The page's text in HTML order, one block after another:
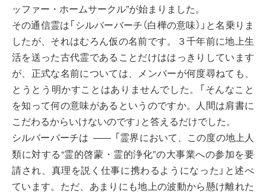
ッファー・ホームサークル”が始まりました。
その通信霊は「シルバーバーチ（白樺の意味）」と名乗りま
したが、それはむろん仮の名前です。３千年前に地上生
活を送った古代霊であることだけははっきりしています
が、正式な名前については、メンバーが何度尋ねても、
とうとう明かすことはありませんでした。「そんなこと
を知って何の意味があるというのですか。人間は肩書に
こだわるからいけないのです」と答えるだけでした。
シルバーバーチは ――
「霊界において、この度の地上人
類に対する“霊的啓蒙・霊的浄化”の大事業への参加を要
請され、真理を説く仕事に携わるようになった」と述べ
ています。ただ、あまりにも地上の波動から懸け離れた